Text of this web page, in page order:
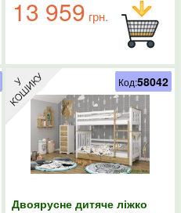
13 959 грн.
Двоярусне дитяче ліжко
Код:58042